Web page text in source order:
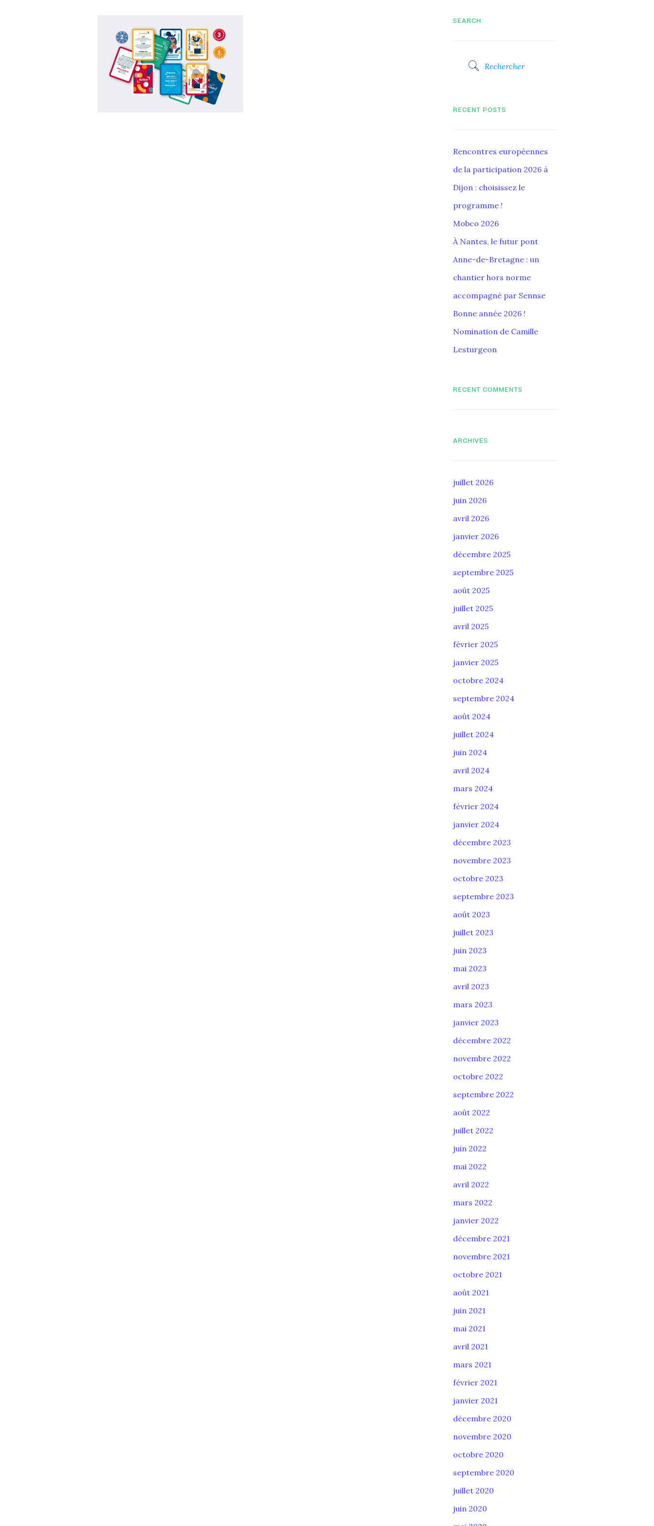
SEARCH
RECENT POSTS
Rencontres européennes
de la participation 2026 à
Dijon : choisissez le
programme !
Mobco 2026
À Nantes, le futur pont
Anne-de-Bretagne : un
chantier hors norme
accompagné par Sennse
Bonne année 2026 !
Nomination de Camille
Lesturgeon
RECENT COMMENTS
ARCHIVES
juillet 2026
juin 2026
avril 2026
janvier 2026
décembre 2025
septembre 2025
août 2025
juillet 2025
avril 2025
février 2025
janvier 2025
octobre 2024
septembre 2024
août 2024
juillet 2024
juin 2024
avril 2024
mars 2024
février 2024
janvier 2024
décembre 2023
novembre 2023
octobre 2023
septembre 2023
août 2023
juillet 2023
juin 2023
mai 2023
avril 2023
mars 2023
janvier 2023
décembre 2022
novembre 2022
octobre 2022
septembre 2022
août 2022
juillet 2022
juin 2022
mai 2022
avril 2022
mars 2022
janvier 2022
décembre 2021
novembre 2021
octobre 2021
août 2021
juin 2021
mai 2021
avril 2021
mars 2021
février 2021
janvier 2021
décembre 2020
novembre 2020
octobre 2020
septembre 2020
juillet 2020
juin 2020